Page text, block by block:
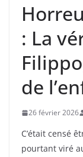
: La
de
26 février 2026
C’était censé
pourtant viré